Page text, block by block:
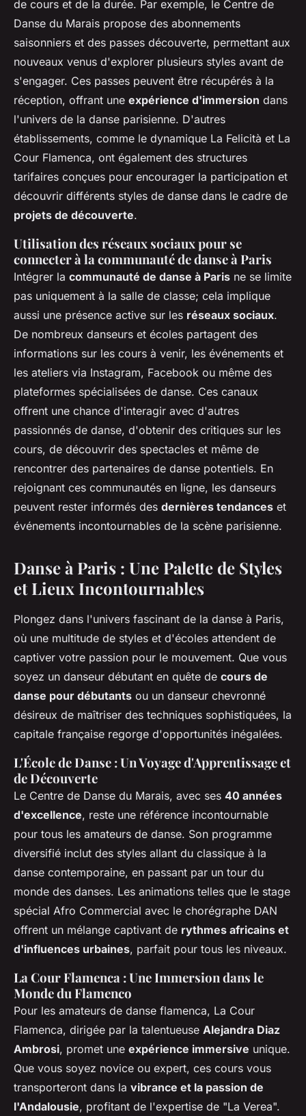
de cours et de la durée. Par exemple, le Centre de
Danse du Marais propose des abonnements
saisonniers et des passes découverte, permettant aux
nouveaux venus d'explorer plusieurs styles avant de
s'engager. Ces passes peuvent être récupérés à la
réception, offrant une expérience d'immersion dans
l'univers de la danse parisienne. D'autres
établissements, comme le dynamique La Felicità et La
Cour Flamenca, ont également des structures
tarifaires conçues pour encourager la participation et
découvrir différents styles de danse dans le cadre de
projets de découverte.
Utilisation des réseaux sociaux pour se
connecter à la communauté de danse à Paris
Intégrer la communauté de danse à Paris ne se limite
pas uniquement à la salle de classe; cela implique
aussi une présence active sur les réseaux sociaux.
De nombreux danseurs et écoles partagent des
informations sur les cours à venir, les événements et
les ateliers via Instagram, Facebook ou même des
plateformes spécialisées de danse. Ces canaux
offrent une chance d'interagir avec d'autres
passionnés de danse, d'obtenir des critiques sur les
cours, de découvrir des spectacles et même de
rencontrer des partenaires de danse potentiels. En
rejoignant ces communautés en ligne, les danseurs
peuvent rester informés des dernières tendances et
événements incontournables de la scène parisienne.
Danse à Paris : Une Palette de Styles
et Lieux Incontournables
Plongez dans l'univers fascinant de la danse à Paris,
où une multitude de styles et d'écoles attendent de
captiver votre passion pour le mouvement. Que vous
soyez un danseur débutant en quête de cours de
danse pour débutants ou un danseur chevronné
désireux de maîtriser des techniques sophistiquées, la
capitale française regorge d'opportunités inégalées.
L'École de Danse : Un Voyage d'Apprentissage et
de Découverte
Le Centre de Danse du Marais, avec ses 40 années
d'excellence, reste une référence incontournable
pour tous les amateurs de danse. Son programme
diversifié inclut des styles allant du classique à la
danse contemporaine, en passant par un tour du
monde des danses. Les animations telles que le stage
spécial Afro Commercial avec le chorégraphe DAN
offrent un mélange captivant de rythmes africains et
d'influences urbaines, parfait pour tous les niveaux.
La Cour Flamenca : Une Immersion dans le
Monde du Flamenco
Pour les amateurs de danse flamenca, La Cour
Flamenca, dirigée par la talentueuse Alejandra Diaz
Ambrosi, promet une expérience immersive unique.
Que vous soyez novice ou expert, ces cours vous
transporteront dans la vibrance et la passion de
l'Andalousie, profitant de l'expertise de "La Verea".